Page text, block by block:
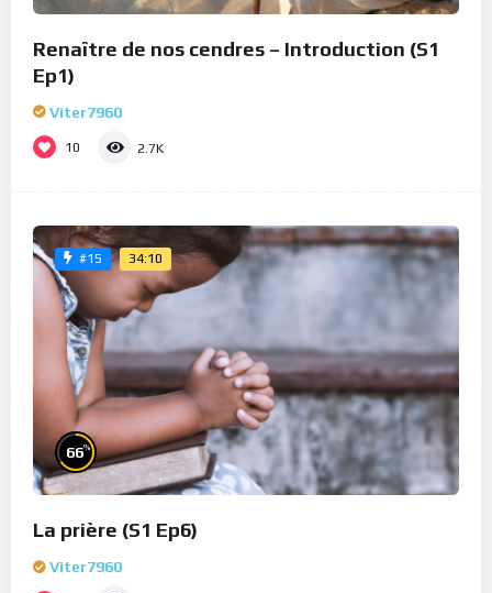
Renaître de nos cendres – Introduction (S1
Ep1)
Viter7960
10 2.7K
#15 34:10
66%
La prière (S1 Ep6)
Viter7960